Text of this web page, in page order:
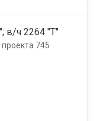
в/ч 2264 "Т"
745